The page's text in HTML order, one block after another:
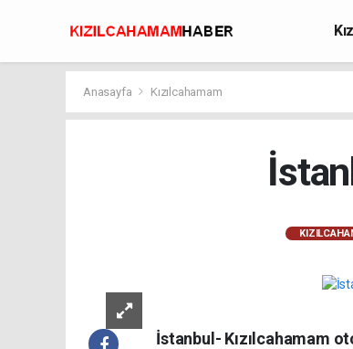
Anasayfa Kızılcahamam
İstanbul- Kızılcahamam